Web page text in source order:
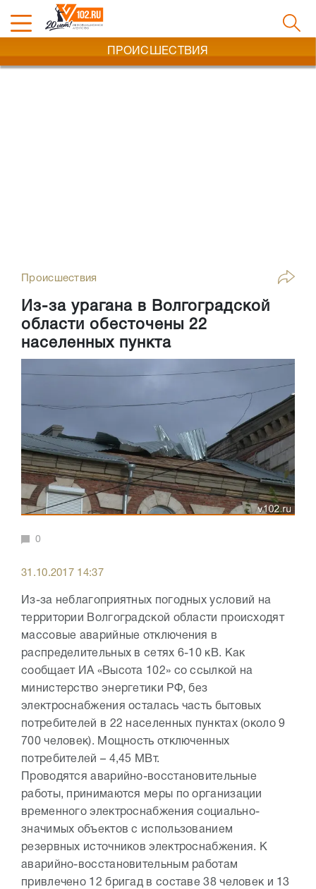
ПРОИСШЕСТВИЯ
Происшествия
Из-за урагана в Волгоградской
области обесточены 22
населенных пункта
0
31.10.2017 14:37
Из-за неблагоприятных погодных условий на
территории Волгоградской области происходят
массовые аварийные отключения в
распределительных в сетях 6-10 кВ. Как
сообщает ИА «Высота 102» со ссылкой на
министерство энергетики РФ, без
электроснабжения осталась часть бытовых
потребителей в 22 населенных пунктах (около 9
700 человек). Мощность отключенных
потребителей – 4,45 МВт.
Проводятся аварийно-восстановительные
работы, принимаются меры по организации
временного электроснабжения социально-
значимых объектов с использованием
резервных источников электроснабжения. К
аварийно-восстановительным работам
привлечено 12 бригад в составе 38 человек и 13